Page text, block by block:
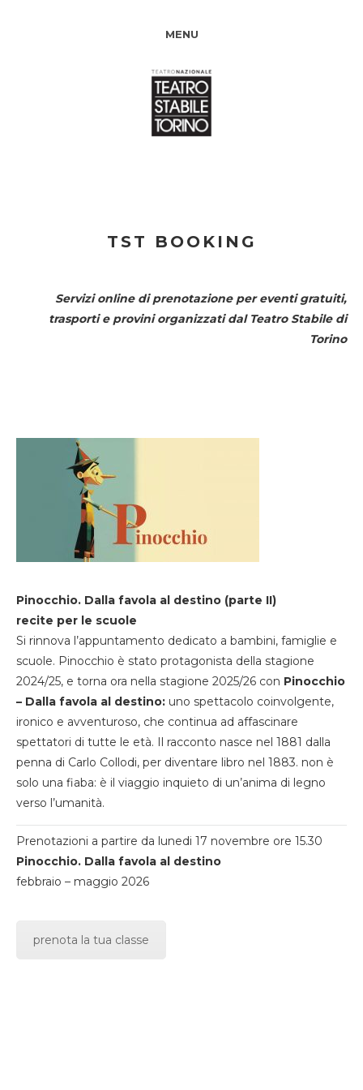
MENU
TST BOOKING
Servizi online di prenotazione per eventi gratuiti,
trasporti e provini organizzati dal Teatro Stabile di
Torino
Pinocchio. Dalla favola al destino (parte II)
recite per le scuole
Si rinnova l’appuntamento dedicato a bambini, famiglie e
scuole. Pinocchio è stato protagonista della stagione
2024/25, e torna ora nella stagione 2025/26 con Pinocchio
– Dalla favola al destino: uno spettacolo coinvolgente,
ironico e avventuroso, che continua ad affascinare
spettatori di tutte le età. Il racconto nasce nel 1881 dalla
penna di Carlo Collodi, per diventare libro nel 1883. non è
solo una fiaba: è il viaggio inquieto di un’anima di legno
verso l’umanità.
Prenotazioni a partire da lunedi 17 novembre ore 15.30
Pinocchio. Dalla favola al destino
febbraio – maggio 2026
prenota la tua classe